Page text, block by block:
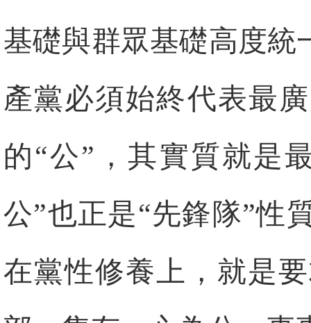
基礎與群眾基礎高度統
產黨必須始終代表最
的“公”，其實質就是
公”也正是“先鋒隊”性
在黨性修養上，就是